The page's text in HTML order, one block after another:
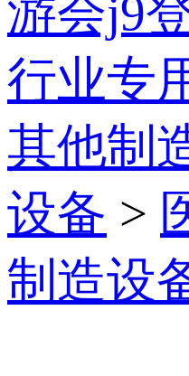
游会j9
行业专
其他制
设备 >
制造设